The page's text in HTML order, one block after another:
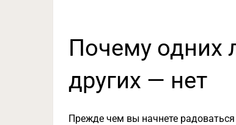
Почему одних
других — нет
Прежде чем вы начнете